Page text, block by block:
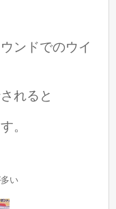
ンドでのウイ
れると
。
い